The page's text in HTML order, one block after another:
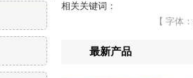
相关关键词：
【 字体：
最新产品